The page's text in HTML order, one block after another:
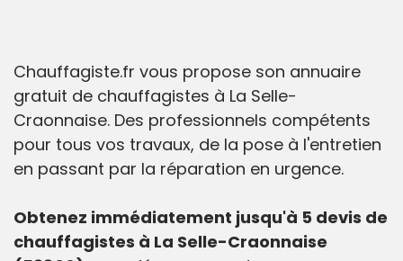
Chauffagiste.fr vous propose son annuaire
gratuit de chauffagistes à La Selle-
Craonnaise. Des professionnels compétents
pour tous vos travaux, de la pose à l'entretien
en passant par la réparation en urgence.
Obtenez immédiatement jusqu'à 5 devis de
chauffagistes à La Selle-Craonnaise